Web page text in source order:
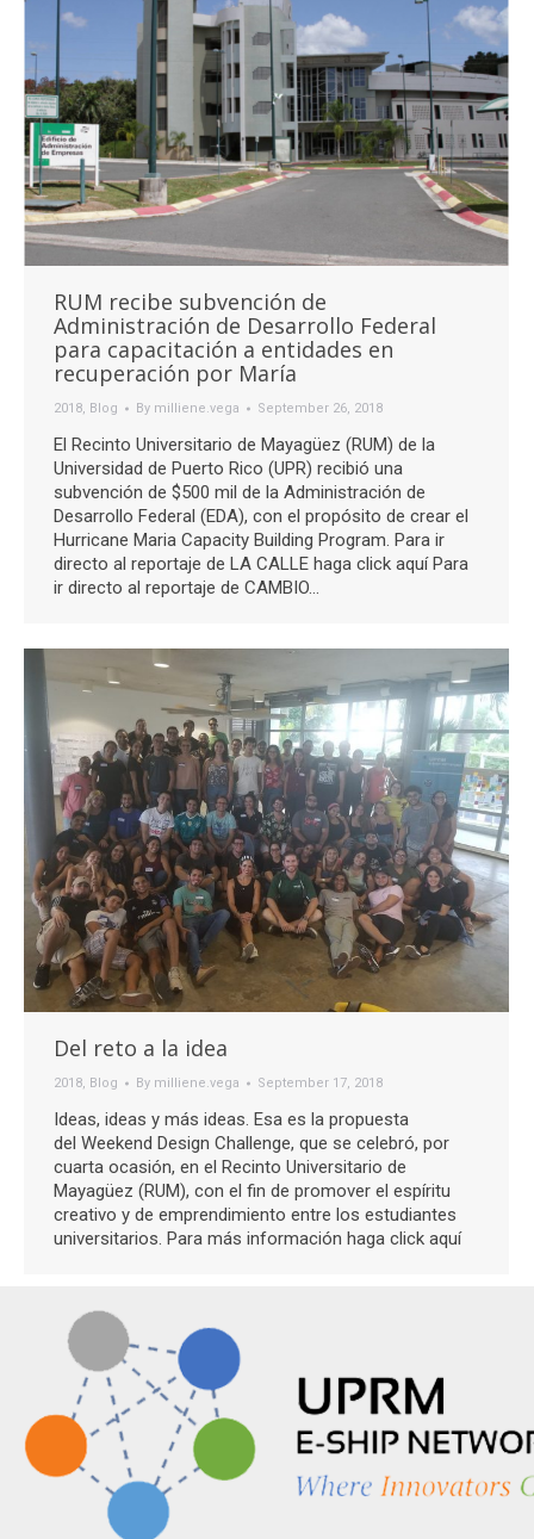
RUM recibe subvención de
Administración de Desarrollo Federal
para capacitación a entidades en
recuperación por María
2018, Blog By milliene.vega September 26, 2018
El Recinto Universitario de Mayagüez (RUM) de la
Universidad de Puerto Rico (UPR) recibió una
subvención de $500 mil de la Administración de
Desarrollo Federal (EDA), con el propósito de crear el
Hurricane Maria Capacity Building Program. Para ir
directo al reportaje de LA CALLE haga click aquí Para
ir directo al reportaje de CAMBIO…
Del reto a la idea
2018, Blog By milliene.vega September 17, 2018
Ideas, ideas y más ideas. Esa es la propuesta
del Weekend Design Challenge, que se celebró, por
cuarta ocasión, en el Recinto Universitario de
Mayagüez (RUM), con el fin de promover el espíritu
creativo y de emprendimiento entre los estudiantes
universitarios. Para más información haga click aquí